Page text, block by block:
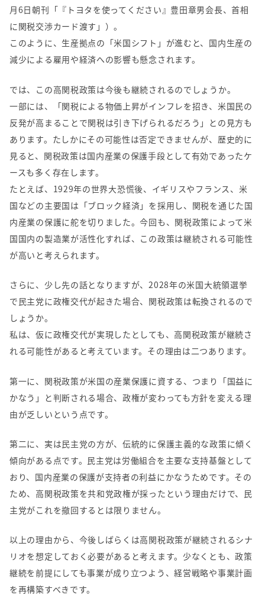
月6日朝刊「『トヨタを使ってください』豊田章男会長、首相
に関税交渉カード渡す」）。
このように、生産拠点の「米国シフト」が進むと、国内生産の
減少による雇用や経済への影響も懸念されます。
では、この高関税政策は今後も継続されるのでしょうか。
一部には、「関税による物価上昇がインフレを招き、米国民の
反発が高まることで関税は引き下げられるだろう」との見方も
あります。たしかにその可能性は否定できませんが、歴史的に
見ると、関税政策は国内産業の保護手段として有効であったケ
ースも多く存在します。
たとえば、 1929年の世界大恐慌後、イギリスやフランス、米
国などの主要国は「ブロック経済」を採用し、関税を通じた国
内産業の保護に舵を切りました。今回も、関税政策によって米
国国内の製造業が活性化すれば、この政策は継続される可能性
が高いと考えられます。
さらに、少し先の話となりますが、2028年の米国大統領選挙
で民主党に政権交代が起きた場合、関税政策は転換されるので
しょうか。
私は、仮に政権交代が実現したとしても、高関税政策が継続さ
れる可能性があると考えています。その理由は二つあります。
第一に、関税政策が米国の産業保護に資する、つまり「国益に
かなう」と判断される場合、政権が変わっても方針を変える理
由が乏しいという点です。
第二に、実は民主党の方が、伝統的に保護主義的な政策に傾く
傾向がある点です。民主党は労働組合を主要な支持基盤として
おり、国内産業の保護が支持者の利益にかなうためです。その
ため、高関税政策を共和党政権が採ったという理由だけで、民
主党がこれを撤回するとは限りません。
以上の理由から、今後しばらくは高関税政策が継続されるシナ
リオを想定しておく必要があると考えます。少なくとも、政策
継続を前提にしても事業が成り立つよう、経営戦略や事業計画
を再構築すべきです。